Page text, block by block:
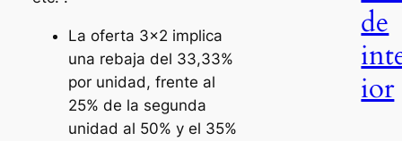
La oferta 3×2 implica
una rebaja del 33,33%
por unidad, frente al
25% de la segunda
unidad al 50% y el 35%
de
ior